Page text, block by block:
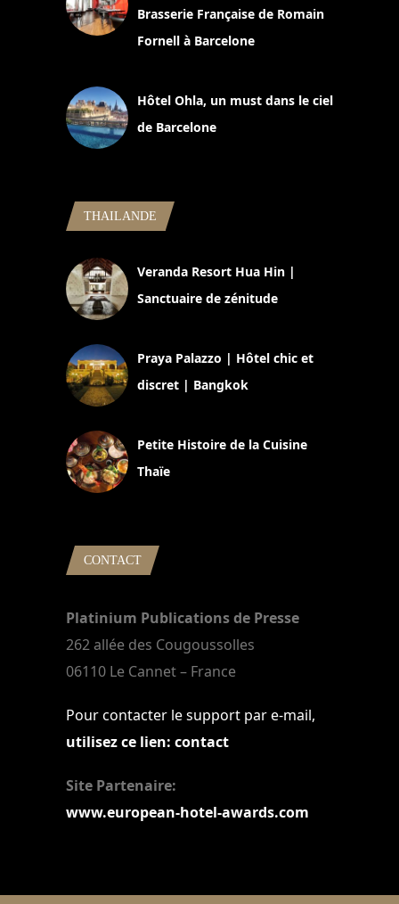
Brasserie Française de Romain
Fornell à Barcelone
Hôtel Ohla, un must dans le ciel
de Barcelone
THAILANDE
Veranda Resort Hua Hin |
Sanctuaire de zénitude
Praya Palazzo | Hôtel chic et
discret | Bangkok
Petite Histoire de la Cuisine
Thaïe
CONTACT
Platinium Publications de Presse
262 allée des Cougoussolles
06110 Le Cannet – France
Pour contacter le support par e-mail,
utilisez ce lien: contact
Site Partenaire:
www.european-hotel-awards.com